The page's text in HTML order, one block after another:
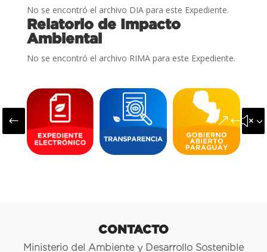
No se encontró el archivo DIA para este Expediente.
Relatorio de Impacto
Ambiental
No se encontró el archivo RIMA para este Expediente.
#
CONTACTO
Ministerio del Ambiente y Desarrollo Sostenible